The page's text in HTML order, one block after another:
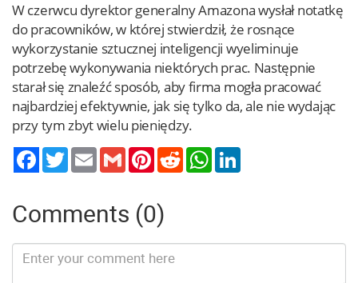
W czerwcu dyrektor generalny Amazona wysłał notatkę
do pracowników, w której stwierdził, że rosnące
wykorzystanie sztucznej inteligencji wyeliminuje
potrzebę wykonywania niektórych prac. Następnie
starał się znaleźć sposób, aby firma mogła pracować
najbardziej efektywnie, jak się tylko da, ale nie wydając
przy tym zbyt wielu pieniędzy.
TwitterEmail Gmail PinterestReddit WhatsApp
Comments (0)